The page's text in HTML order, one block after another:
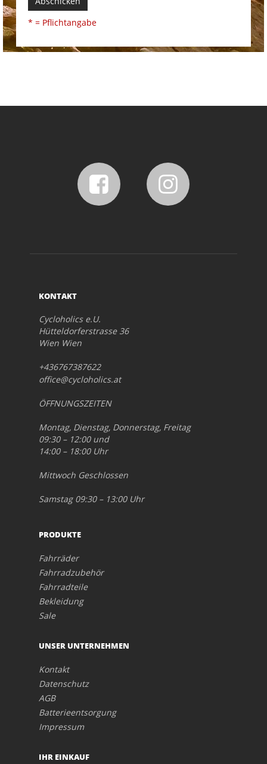
* = Pflichtangabe
KONTAKT
Cycloholics e.U.
Hütteldorferstrasse 36
Wien Wien
+436767387622
office@cycloholics.at
ÖFFNUNGSZEITEN
Montag, Dienstag, Donnerstag, Freitag
09:30 – 12:00 und
14:00 – 18:00 Uhr
Mittwoch Geschlossen
Samstag 09:30 – 13:00 Uhr
PRODUKTE
Fahrräder
Fahrradzubehör
Fahrradteile
Bekleidung
Sale
UNSER UNTERNEHMEN
Kontakt
Datenschutz
AGB
Batterieentsorgung
Impressum
IHR EINKAUF